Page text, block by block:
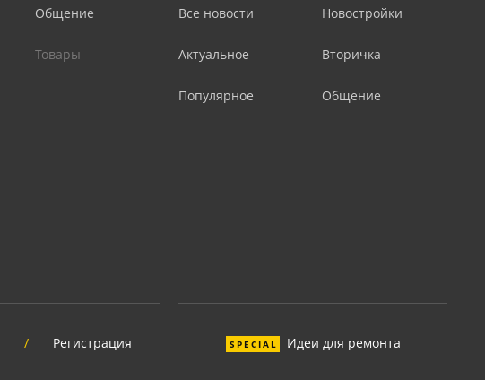
Общение
Товары
Все новости
Актуальное
Популярное
Новостройки
Вторичка
Общение
/ Регистрация SPECIAL Идеи для ремонта